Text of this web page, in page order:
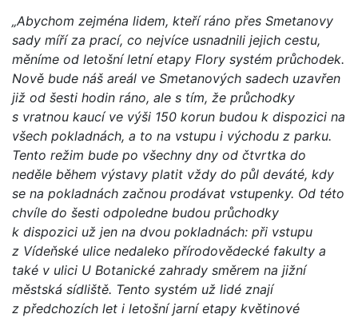
„Abychom zejména lidem, kteří ráno přes Smetanovy
sady míří za prací, co nejvíce usnadnili jejich cestu,
měníme od letošní letní etapy Flory systém průchodek.
Nově bude náš areál ve Smetanových sadech uzavřen
již od šesti hodin ráno, ale s tím, že průchodky
s vratnou kaucí ve výši 150 korun budou k dispozici na
všech pokladnách, a to na vstupu i východu z parku.
Tento režim bude po všechny dny od čtvrtka do
neděle během výstavy platit vždy do půl deváté, kdy
se na pokladnách začnou prodávat vstupenky. Od této
chvíle do šesti odpoledne budou průchodky
k dispozici už jen na dvou pokladnách: při vstupu
z Vídeňské ulice nedaleko přírodovědecké fakulty a
také v ulici U Botanické zahrady směrem na jižní
městská sídliště. Tento systém už lidé znají
z předchozích let i letošní jarní etapy květinové